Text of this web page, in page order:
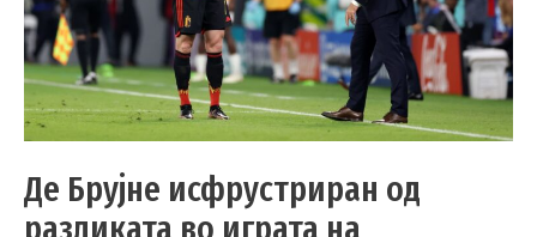
Де Брујне исфрустриран од